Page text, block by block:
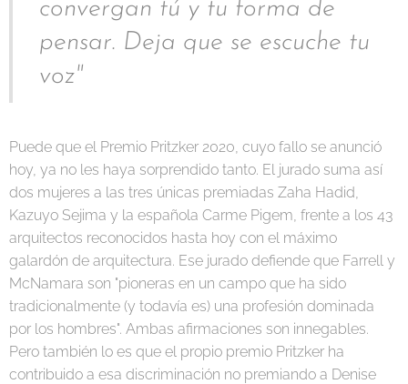
convergan tú y tu forma de
pensar. Deja que se escuche tu
voz"
Puede que el Premio Pritzker 2020, cuyo fallo se anunció
hoy, ya no les haya sorprendido tanto. El jurado suma así
dos mujeres a las tres únicas premiadas Zaha Hadid,
Kazuyo Sejima y la española Carme Pigem, frente a los 43
arquitectos reconocidos hasta hoy con el máximo
galardón de arquitectura. Ese jurado defiende que Farrell y
McNamara son "pioneras en un campo que ha sido
tradicionalmente (y todavía es) una profesión dominada
por los hombres". Ambas afirmaciones son innegables.
Pero también lo es que el propio premio Pritzker ha
contribuido a esa discriminación no premiando a Denise